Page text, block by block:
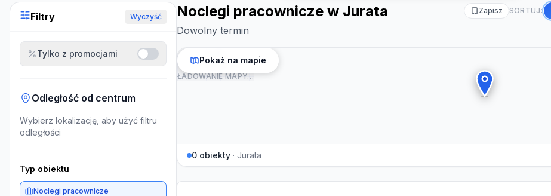
Filtry Wyczyść
Tylko z promocjami
Odległość od centrum
Wybierz lokalizację, aby użyć filtru
odległości
Typ obiektu
Noclegi pracownicze
Noclegi pracownicze w Jurata
Dowolny termin
Zapisz SORTUJ:
ŁADOWANIE MAPY…
Pokaż na mapie
0 obiekty · Jurata